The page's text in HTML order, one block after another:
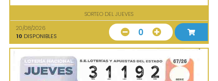
SORTEO DEL JUEVES
20/08/2026
10 DISPONIBLES 0